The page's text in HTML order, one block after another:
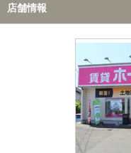
店舗情報